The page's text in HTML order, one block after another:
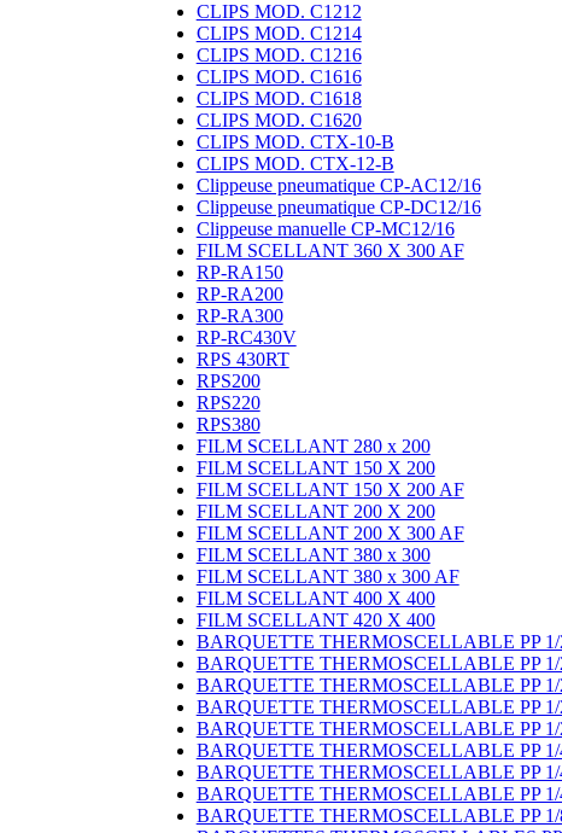
CLIPS MOD. C1212
CLIPS MOD. C1214
CLIPS MOD. C1216
CLIPS MOD. C1616
CLIPS MOD. C1618
CLIPS MOD. C1620
CLIPS MOD. CTX-10-B
CLIPS MOD. CTX-12-B
Clippeuse pneumatique CP-AC12/16
Clippeuse pneumatique CP-DC12/16
Clippeuse manuelle CP-MC12/16
FILM SCELLANT 360 X 300 AF
RP-RA150
RP-RA200
RP-RA300
RP-RC430V
RPS 430RT
RPS200
RPS220
RPS380
FILM SCELLANT 280 x 200
FILM SCELLANT 150 X 200
FILM SCELLANT 150 X 200 AF
FILM SCELLANT 200 X 200
FILM SCELLANT 200 X 300 AF
FILM SCELLANT 380 x 300
FILM SCELLANT 380 x 300 AF
FILM SCELLANT 400 X 400
FILM SCELLANT 420 X 400
BARQUETTE THERMOSCELLABLE PP 1/
BARQUETTE THERMOSCELLABLE PP 1/
BARQUETTE THERMOSCELLABLE PP 1/
BARQUETTE THERMOSCELLABLE PP 1/
BARQUETTE THERMOSCELLABLE PP 1/
BARQUETTE THERMOSCELLABLE PP 1/
BARQUETTE THERMOSCELLABLE PP 1/
BARQUETTE THERMOSCELLABLE PP 1/
BARQUETTE THERMOSCELLABLE PP 1/